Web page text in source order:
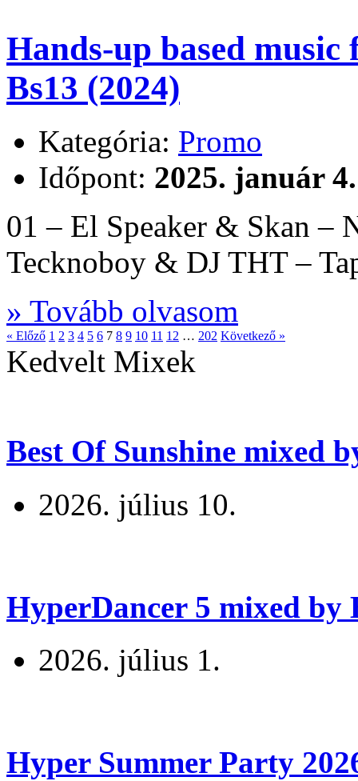
Hands-up based
Bs13 (2024)
Kategória: Promo
Időpont: 2025. január
01 – El Speaker & Skan –
Tecknoboy & DJ THT –
» Tovább olvasom
« Előző 1 2 3 4 5 6 7 8 9 10 11 12 … 202 Következő »
Kedvelt Mixek
Best Of Sunshine mixed
2026. július 10.
HyperDancer 5 mixed by
2026. július 1.
Hyper Summer Party